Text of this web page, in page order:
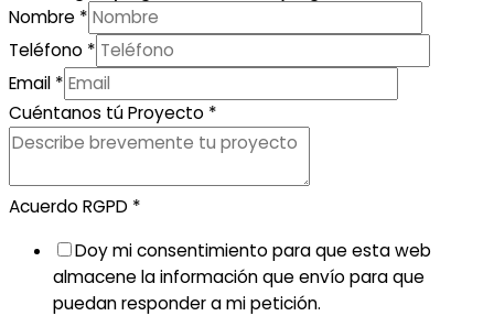
Nombre *
Teléfono *
Email *
Cuéntanos tú Proyecto *
Acuerdo RGPD *
Doy mi consentimiento para que esta web
almacene la información que envío para que
puedan responder a mi petición.